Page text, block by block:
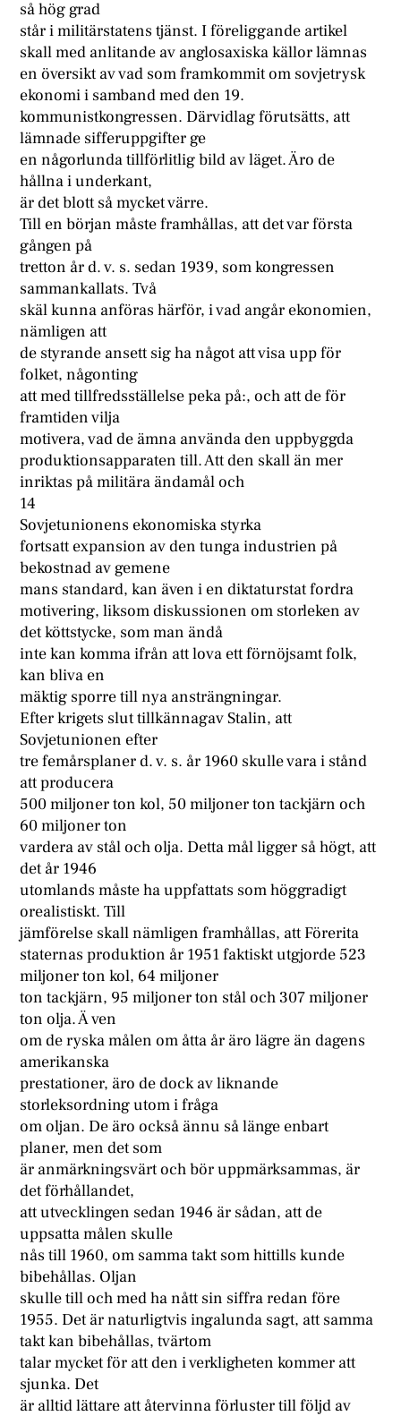
så hög grad
står i militärstatens tjänst. I föreliggande artikel
skall med anlitande av anglosaxiska källor lämnas
en översikt av vad som framkommit om sovjetrysk
ekonomi i samband med den 19.
kommunistkongressen. Därvidlag förutsätts, att
lämnade sifferuppgifter ge
en någorlunda tillförlitlig bild av läget. Äro de
hållna i underkant,
är det blott så mycket värre.
Till en början måste framhållas, att det var första
gången på
tretton år d. v. s. sedan 1939, som kongressen
sammankallats. Två
skäl kunna anföras härför, i vad angår ekonomien,
nämligen att
de styrande ansett sig ha något att visa upp för
folket, någonting
att med tillfredsställelse peka på:, och att de för
framtiden vilja
motivera, vad de ämna använda den uppbyggda
produktionsapparaten till. Att den skall än mer
inriktas på militära ändamål och
14
Sovjetunionens ekonomiska styrka
fortsatt expansion av den tunga industrien på
bekostnad av gemene
mans standard, kan även i en diktaturstat fordra
motivering, liksom diskussionen om storleken av
det köttstycke, som man ändå
inte kan komma ifrån att lova ett förnöjsamt folk,
kan bliva en
mäktig sporre till nya ansträngningar.
Efter krigets slut tillkännagav Stalin, att
Sovjetunionen efter
tre femårsplaner d. v. s. år 1960 skulle vara i stånd
att producera
500 miljoner ton kol, 50 miljoner ton tackjärn och
60 miljoner ton
vardera av stål och olja. Detta mål ligger så högt, att
det år 1946
utomlands måste ha uppfattats som höggradigt
orealistiskt. Till
jämförelse skall nämligen framhållas, att Förerita
staternas produktion år 1951 faktiskt utgjorde 523
miljoner ton kol, 64 miljoner
ton tackjärn, 95 miljoner ton stål och 307 miljoner
ton olja. Ä ven
om de ryska målen om åtta år äro lägre än dagens
amerikanska
prestationer, äro de dock av liknande
storleksordning utom i fråga
om oljan. De äro också ännu så länge enbart
planer, men det som
är anmärkningsvärt och bör uppmärksammas, är
det förhållandet,
att utvecklingen sedan 1946 är sådan, att de
uppsatta målen skulle
nås till 1960, om samma takt som hittills kunde
bibehållas. Oljan
skulle till och med ha nått sin siffra redan före
1955. Det är naturligtvis ingalunda sagt, att samma
takt kan bibehållas, tvärtom
talar mycket för att den i verkligheten kommer att
sjunka. Det
är alltid lättare att återvinna förluster till följd av